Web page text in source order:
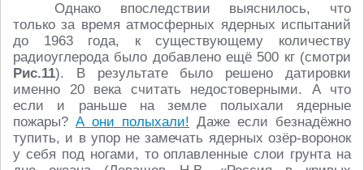
Однако впоследствии выяснилось, что
только за время атмосферных ядерных испытаний
до 1963 года, к существующему количеству
радиоуглерода было добавлено ещё 500 кг (смотри
Рис.11). В результате было решено датировки
именно 20 века считать недостоверными. А что
если и раньше на земле полыхали ядерные
пожары? А они полыхали! Даже если безнадёжно
тупить, и в упор не замечать ядерных озёр-воронок
у себя под ногами, то оплавленные слои грунта на